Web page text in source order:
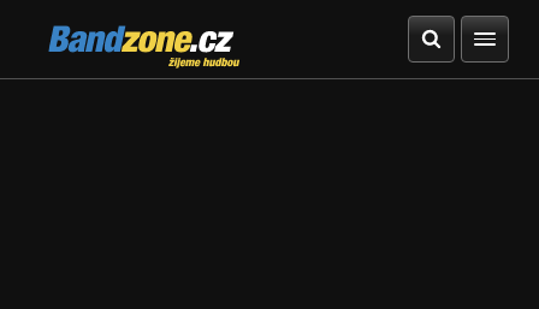
Bandzone.cz
žijeme hudbou